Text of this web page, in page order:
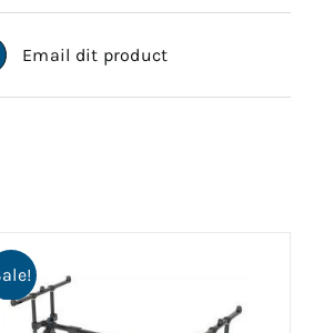
Email dit product